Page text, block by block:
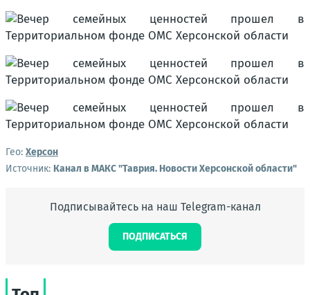
Гео: Херсон
Источник: Канал в МАКС "Таврия. Новости Херсонской области"
Подписывайтесь на наш Telegram-канал
ПОДПИСАТЬСЯ